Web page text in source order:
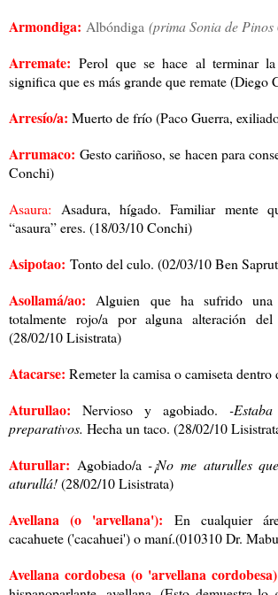
Armondiga: Albóndiga (prima Sonia de
Arremate: Perol que se hace al terminar la
significa que es más grande que remate (Diego
Arresío/a: Muerto de frío (Paco Guerra,
Arrumaco: Gesto cariñoso, se hacen para
Conchi)
Asaura:
Asadura, hígado. Familiar mente
“asaura” eres. (18/03/10 Conchi)
Asipotao: Tonto del culo. (02/03/10 Ben
Asollamá/ao:
Alguien que ha sufrido
totalmente rojo/a por alguna alteración
(28/02/10 Lisistrata)
Atacarse: Remeter la camisa o camiseta dentro
Aturullao: Nervioso y agobiado. -
preparativos. Hecha un taco. (28/02/10
Aturullar: Agobiado/a-¡No me aturulles
aturullá!(28/02/10 Lisistrata)
Avellana (o 'arvellana'):
En cualquier
cacahuete ('cacahuei') o maní.(010310 Dr.
Avellana cordobesa (o 'arvellana